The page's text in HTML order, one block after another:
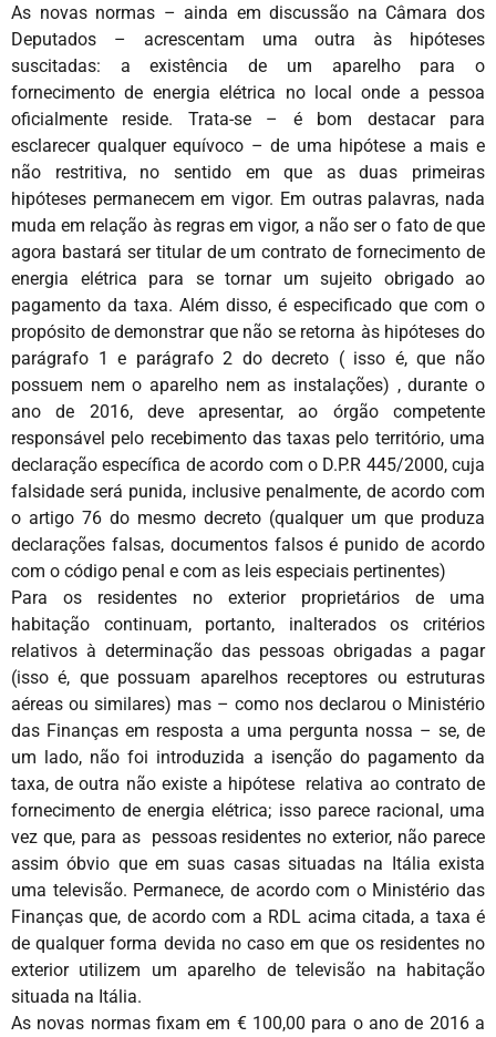
As novas normas – ainda em discussão na Câmara dos
Deputados – acrescentam uma outra às hipóteses
suscitadas: a existência de um aparelho para o
fornecimento de energia elétrica no local onde a pessoa
oficialmente reside. Trata-se – é bom destacar para
esclarecer qualquer equívoco – de uma hipótese a mais e
não restritiva, no sentido em que as duas primeiras
hipóteses permanecem em vigor. Em outras palavras, nada
muda em relação às regras em vigor, a não ser o fato de que
agora bastará ser titular de um contrato de fornecimento de
energia elétrica para se tornar um sujeito obrigado ao
pagamento da taxa. Além disso, é especificado que com o
propósito de demonstrar que não se retorna às hipóteses do
parágrafo 1 e parágrafo 2 do decreto ( isso é, que não
possuem nem o aparelho nem as instalações) , durante o
ano de 2016, deve apresentar, ao órgão competente
responsável pelo recebimento das taxas pelo território, uma
declaração específica de acordo com o D.P.R 445/2000, cuja
falsidade será punida, inclusive penalmente, de acordo com
o artigo 76 do mesmo decreto (qualquer um que produza
declarações falsas, documentos falsos é punido de acordo
com o código penal e com as leis especiais pertinentes)
Para os residentes no exterior proprietários de uma
habitação continuam, portanto, inalterados os critérios
relativos à determinação das pessoas obrigadas a pagar
(isso é, que possuam aparelhos receptores ou estruturas
aéreas ou similares) mas – como nos declarou o Ministério
das Finanças em resposta a uma pergunta nossa – se, de
um lado, não foi introduzida a isenção do pagamento da
taxa, de outra não existe a hipótese relativa ao contrato de
fornecimento de energia elétrica; isso parece racional, uma
vez que, para as pessoas residentes no exterior, não parece
assim óbvio que em suas casas situadas na Itália exista
uma televisão. Permanece, de acordo com o Ministério das
Finanças que, de acordo com a RDL acima citada, a taxa é
de qualquer forma devida no caso em que os residentes no
exterior utilizem um aparelho de televisão na habitação
situada na Itália.
As novas normas fixam em € 100,00 para o ano de 2016 a